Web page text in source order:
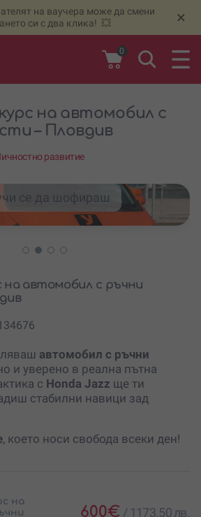
на ваучера може да смени
си с два клика! 💥
×
0
на автомобил с
– Пловдив
развитие
се да шофираш
на автомобил с ръчни
автомобил с ръчни
и уверено в реална пътна
с Honda Jazz ще ти
стабилни навици зад
, което носи свобода всеки ден!
на
600€ / 1173.50 лв.